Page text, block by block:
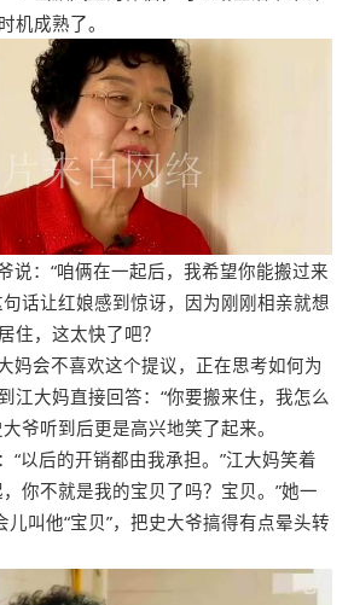
机成熟了。
说：“咱俩在一起后，我希望你能搬过来
话让红娘感到惊讶，因为刚刚相亲就想
住，这太快了吧？
妈会不喜欢这个提议，正在思考如何为
江大妈直接回答：“你要搬来住，我怎么
爷听到后更是高兴地笑了起来。
“以后的开销都由我承担。”江大妈笑着
你不就是我的宝贝了吗？宝贝。”她一
儿叫他“宝贝”，把史大爷搞得有点晕头转